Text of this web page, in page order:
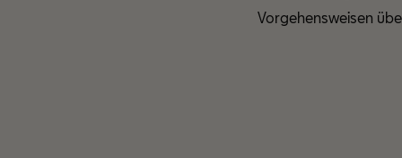
Vorgehensweisen